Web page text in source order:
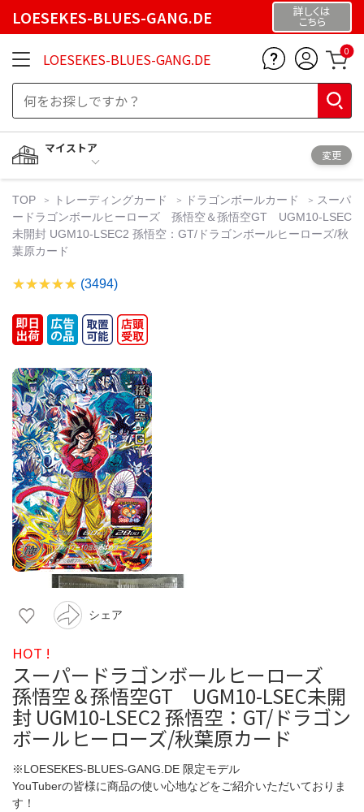
LOESEKES-BLUES-GANG.DE 詳しくは
こちら
LOESEKES-BLUES-GANG.DE 0
マイストア
変更
TOP トレーディングカード ドラゴンボールカード
スーパ
ードラゴンボールヒーローズ 孫悟空＆孫悟空GT UGM10-LSEC
未開封 UGM10-LSEC2 孫悟空：GT/ドラゴンボールヒーローズ/秋
葉原カード
(3494)
シェア
HOT !
スーパードラゴンボールヒーローズ
孫悟空＆孫悟空GT UGM10-LSEC未開
封 UGM10-LSEC2 孫悟空：GT/ドラゴン
ボールヒーローズ/秋葉原カード
※LOESEKES-BLUES-GANG.DE 限定モデル
YouTuberの皆様に商品の使い心地などをご紹介いただいておりま
す！